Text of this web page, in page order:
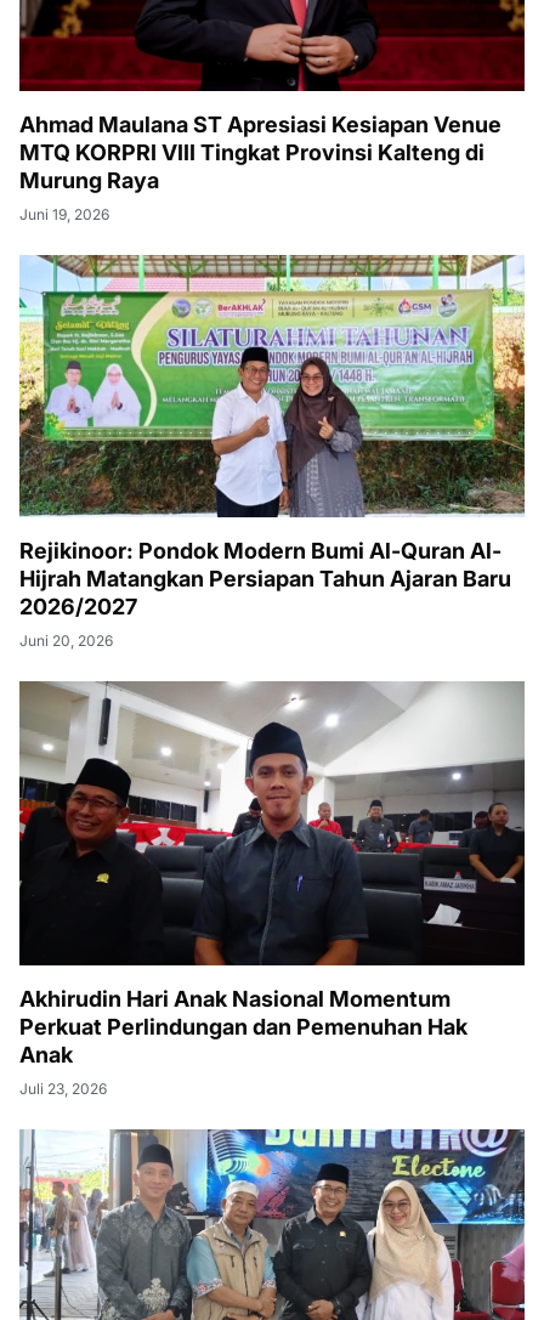
Ahmad Maulana ST Apresiasi Kesiapan Venue
MTQ KORPRI VIII Tingkat Provinsi Kalteng di
Murung Raya
Juni 19, 2026
Rejikinoor: Pondok Modern Bumi Al-Quran Al-
Hijrah Matangkan Persiapan Tahun Ajaran Baru
2026/2027
Juni 20, 2026
Akhirudin Hari Anak Nasional Momentum
Perkuat Perlindungan dan Pemenuhan Hak
Anak
Juli 23, 2026